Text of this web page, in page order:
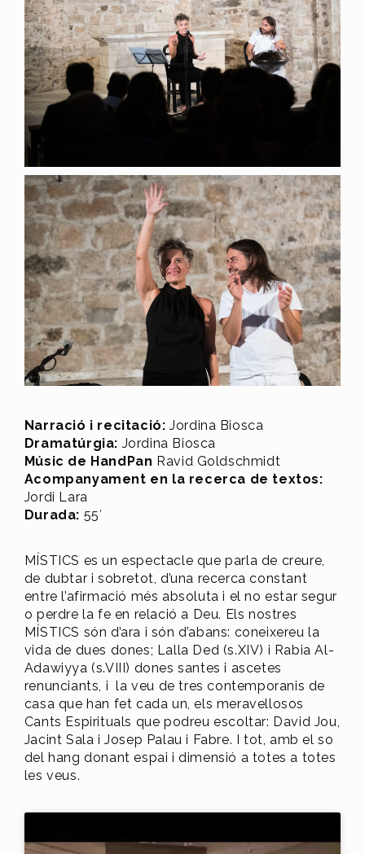
Narració i recitació: Jordina Biosca
Dramatúrgia: Jordina Biosca
Músic de HandPan Ravid Goldschmidt
Acompanyament en la recerca de textos:
Jordi Lara
Durada: 55′
MÍSTICS es un espectacle que parla de creure,
de dubtar i sobretot, d’una recerca constant
entre l’afirmació més absoluta i el no estar segur
o perdre la fe en relació a Deu. Els nostres
MÍSTICS són d’ara i són d’abans: coneixereu la
vida de dues dones; Lalla Ded (s.XIV) i Rabia Al-
Adawiyya (s.VIII) dones santes i ascetes
renunciants, i la veu de tres contemporanis de
casa que han fet cada un, els meravellosos
Cants Espirituals que podreu escoltar: David Jou,
Jacint Sala i Josep Palau i Fabre. I tot, amb el so
del hang donant espai i dimensió a totes a totes
les veus.